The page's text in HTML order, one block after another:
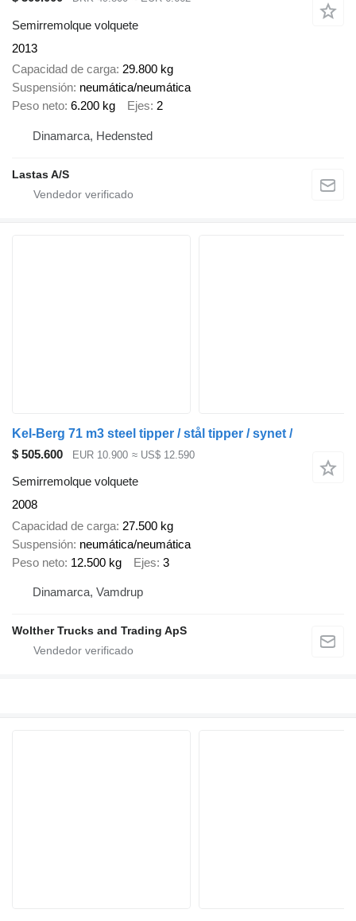
Semirremolque volquete
2013
Capacidad de carga 29.800 kg
Suspensión neumática/neumática
Peso neto 6.200 kg Ejes 2
Dinamarca, Hedensted
Lastas A/S
Kel-Berg 71 m3 steel tipper / stål tipper / synet /
$ 505.600
EUR 10.900 ≈ US$ 12.590
Semirremolque volquete
2008
Capacidad de carga 27.500 kg
Suspensión neumática/neumática
Peso neto 12.500 kg Ejes 3
Dinamarca, Vamdrup
Wolther Trucks and Trading ApS